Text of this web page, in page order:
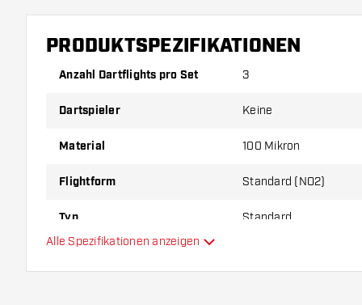
Probieren Sie eine andere Form, ein anderes
Dicke der Flights aus, um herauszufinden, welche
PRODUKTSPEZIFIKATIONEN
Anzahl Dartflights pro Set 3
Dartspieler Keine
Material 100 Mikron
Flightform Standard (NO2)
Typ Standard
Alle Spezifikationen anzeigen